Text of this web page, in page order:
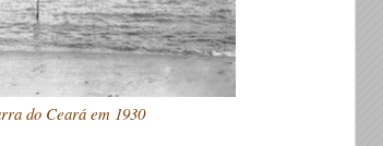
do Ceará em 1930